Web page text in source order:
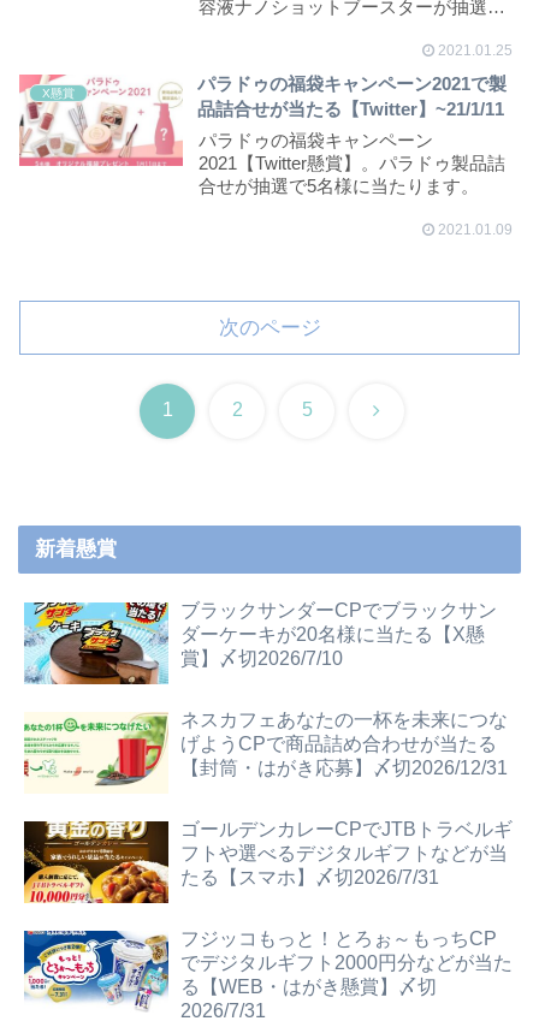
容液ナノショットブースターが抽選で
2021.01.25
X懸賞
パラドゥの福袋キャンペーン2021で製
品詰合せが当たる【Twitter】~21/1/11
パラドゥの福袋キャンペーン
2021【Twitter懸賞】。パラドゥ製品詰
合せが抽選で5名様に当たります。
2021.01.09
次のページ
1 2 5 次
新着懸賞
ブラックサンダーCPでブラックサン
ダーケーキが20名様に当たる【X懸
賞】〆切2026/7/10
ネスカフェあなたの一杯を未来につな
げようCPで商品詰め合わせが当たる
【封筒・はがき応募】〆切2026/12/31
ゴールデンカレーCPでJTBトラベルギ
フトや選べるデジタルギフトなどが当
たる【スマホ】〆切2026/7/31
フジッコもっと！とろぉ～もっちCP
でデジタルギフト2000円分などが当た
る【WEB・はがき懸賞】〆切
2026/7/31